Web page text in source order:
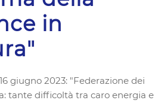
in
giugno 2023: "Federazione dei
tante difficoltà tra caro energia e